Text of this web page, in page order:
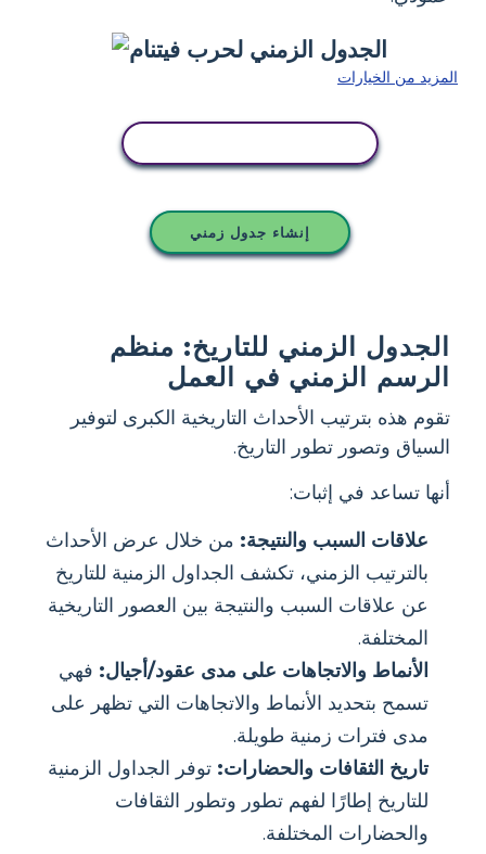
المزيد من الخيارات
إنشاء جدول زمني
الجدول الزمني للتاريخ: منظم
الرسم الزمني في العمل
تقوم هذه بترتيب الأحداث التاريخية الكبرى لتوفير
السياق وتصور تطور التاريخ.
أنها تساعد في إثبات:
علاقات السبب والنتيجة: من خلال عرض الأحداث
بالترتيب الزمني، تكشف الجداول الزمنية للتاريخ
عن علاقات السبب والنتيجة بين العصور التاريخية
المختلفة.
الأنماط والاتجاهات على مدى عقود/أجيال: فهي
تسمح بتحديد الأنماط والاتجاهات التي تظهر على
مدى فترات زمنية طويلة.
تاريخ الثقافات والحضارات: توفر الجداول الزمنية
للتاريخ إطارًا لفهم تطور وتطور الثقافات
والحضارات المختلفة.